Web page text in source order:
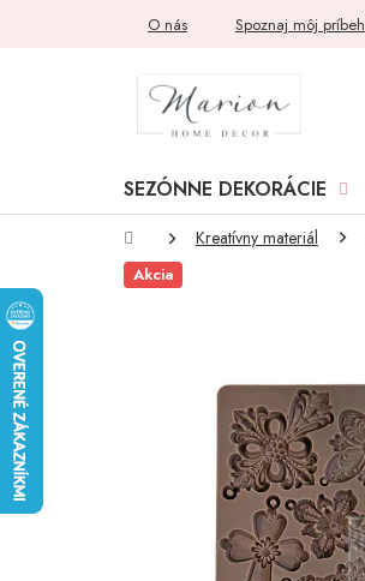
O nás Spoznaj môj príbeh
SEZÓNNE DEKORÁCIE
DomovKreatívny materiál
Akcia